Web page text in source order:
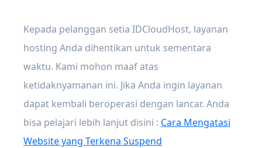
Kepada pelanggan setia IDCloudHost, layanan
hosting Anda dihentikan untuk sementara
waktu. Kami mohon maaf atas
ketidaknyamanan ini. Jika Anda ingin layanan
dapat kembali beroperasi dengan lancar. Anda
bisa pelajari lebih lanjut disini : Cara Mengatasi
Website yang Terkena Suspend